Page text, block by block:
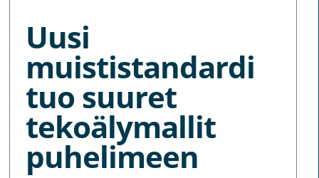
Uusi
muististandardi
tuo suuret
tekoälymallit
puhelimeen